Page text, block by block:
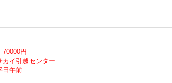
70000円
カイ引越センター
日午前